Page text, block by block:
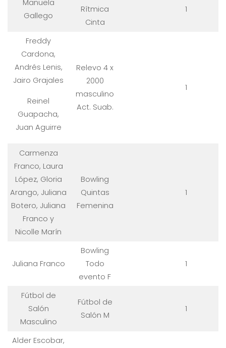
Manuela
Gallego
Rítmica
Cinta
1
Freddy
Cardona,
Andrés Lenis,
Jairo Grajales
Reinel
Guapacha,
Juan Aguirre
Relevo 4 x
2000
masculino
Act. Suab.
1
Carmenza
Franco, Laura
López, Gloria
Arango, Juliana
Botero, Juliana
Franco y
Nicolle Marín
Bowling
Quintas
Femenina
1
Juliana Franco
Bowling
Todo
evento F
1
Fútbol de
Salón
Masculino
Fútbol de
Salón M
1
Alder Escobar,